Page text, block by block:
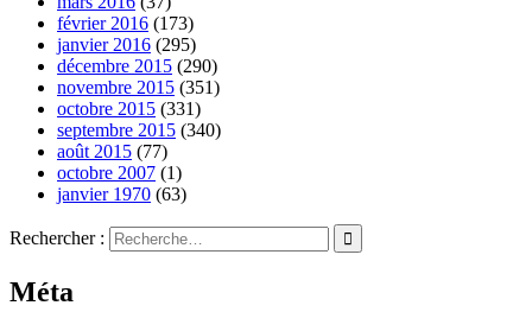
février 2016 (173)
janvier 2016 (295)
décembre 2015 (290)
novembre 2015 (351)
octobre 2015 (331)
septembre 2015 (340)
août 2015 (77)
octobre 2007 (1)
janvier 1970 (63)
Rechercher :
Méta